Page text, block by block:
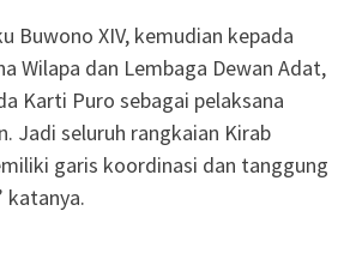
Buwono XIV, kemudian kepada
Wilapa dan Lembaga Dewan Adat,
Karti Puro sebagai pelaksana
Jadi seluruh rangkaian Kirab
garis koordinasi dan tanggung
katanya.